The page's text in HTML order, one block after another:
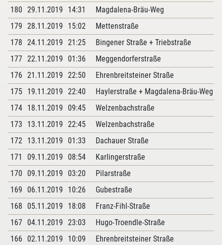
180 29.11.2019 14:31
Magdalena-Bräu-Weg
179 28.11.2019 15:02
Mettenstraße
178 24.11.2019 21:25
Bingener Straße + Triebstraße
177 22.11.2019 01:36
Meggendorferstraße
176 21.11.2019 22:50
Ehrenbreitsteiner Straße
175 19.11.2019 22:40
Haylerstraße + Magdalena-Bräu-Weg
174 18.11.2019 09:45
Welzenbachstraße
173
13.11.2019 22:45
Welzenbachstraße
172 13.11.2019 01:33
Dachauer Straße
171
09.11.2019 08:54
Karlingerstraße
170
09.11.2019 03:20
Pilarstraße
169
06.11.2019 10:26
Gubestraße
168
05.11.2019 18:08
Franz-Fihl-Straße
167 04.11.2019 23:03
Hugo-Troendle-Straße
166
02.11.2019 10:09
Ehrenbreitsteiner Straße